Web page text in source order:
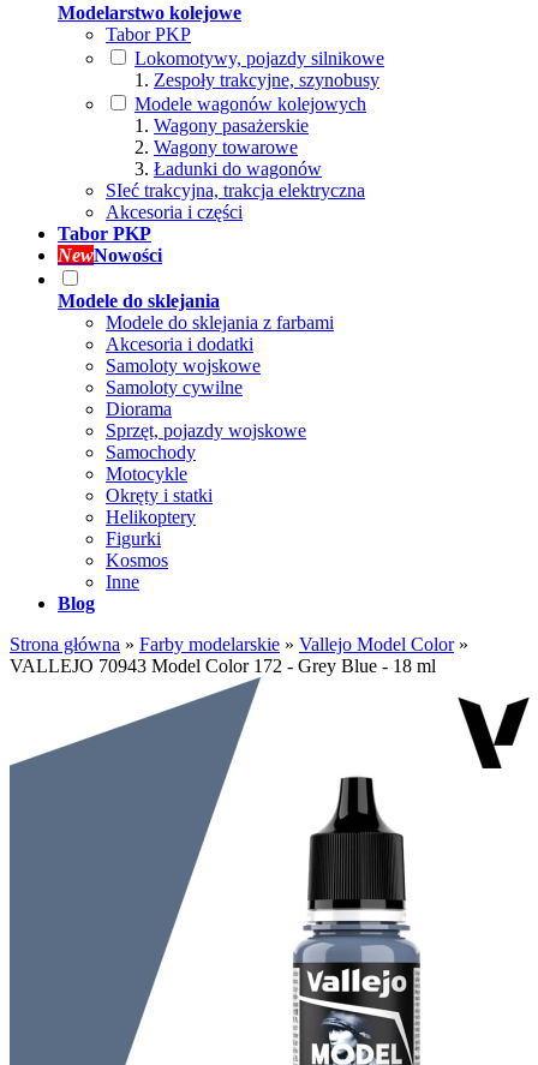
Modelarstwo kolejowe
Tabor PKP
Lokomotywy, pojazdy silnikowe
Zespoły trakcyjne, szynobusy
Modele wagonów kolejowych
Wagony pasażerskie
Wagony towarowe
Ładunki do wagonów
SIeć trakcyjna, trakcja elektryczna
Akcesoria i części
Tabor PKP
NewNowości
Modele do sklejania
Modele do sklejania z farbami
Akcesoria i dodatki
Samoloty wojskowe
Samoloty cywilne
Diorama
Sprzęt, pojazdy wojskowe
Samochody
Motocykle
Okręty i statki
Helikoptery
Figurki
Kosmos
Inne
Blog
Strona główna » Farby modelarskie » Vallejo Model Color»
VALLEJO 70943 Model Color 172 - Grey Blue - 18 ml